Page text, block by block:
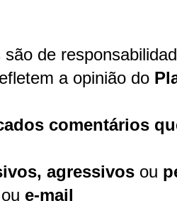
de
a opinião do
comentários
agressivos ou
ou e-mail